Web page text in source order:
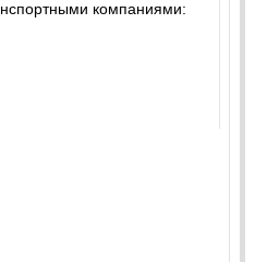
компаниями: